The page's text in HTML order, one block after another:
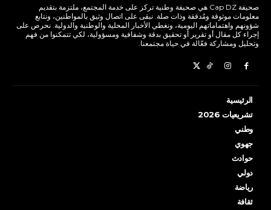
صحيفة Cap DZ هي صحيفة وطنية تركز على خدمة المجتمع، ملتزمة بتقديم
معلومات موثوقة ومُدققة وذات صلة. نبقى على اتصال وثيق بالمواطنين، ونتابع
شؤونهم واهتماماتهم اليومية، ونغطي الأخبار المحلية والوطنية والدولية. نحرص على
إجراء كل مقال أو تقرير أو تحقيق بدقة وشفافية ومسؤولية، لكي تتمكنوا من فهم
وتحليل ومشاركة فعّالة في حياة مجتمعنا.
الرئيسية
تشريعيات 2026
وطني
جهوي
حوادث
دولي
رياضة
ثقافة